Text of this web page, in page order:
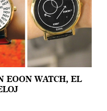
EOON WATCH, EL